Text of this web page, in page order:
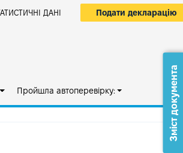
ДАНІ Подати декларацію
Пройшла автоперевірку: Зміст документа